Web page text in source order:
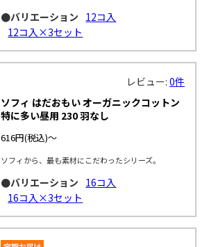
●バリエーション 12コ入
12コ入×3セット
レビュー:0件
ソフィ はだおもい オーガニックコットン
特に多い昼用 230 羽なし
616円(税込)～
ソフィから、最も素材にこだわったシリーズ。
●バリエーション 16コ入
16コ入×3セット